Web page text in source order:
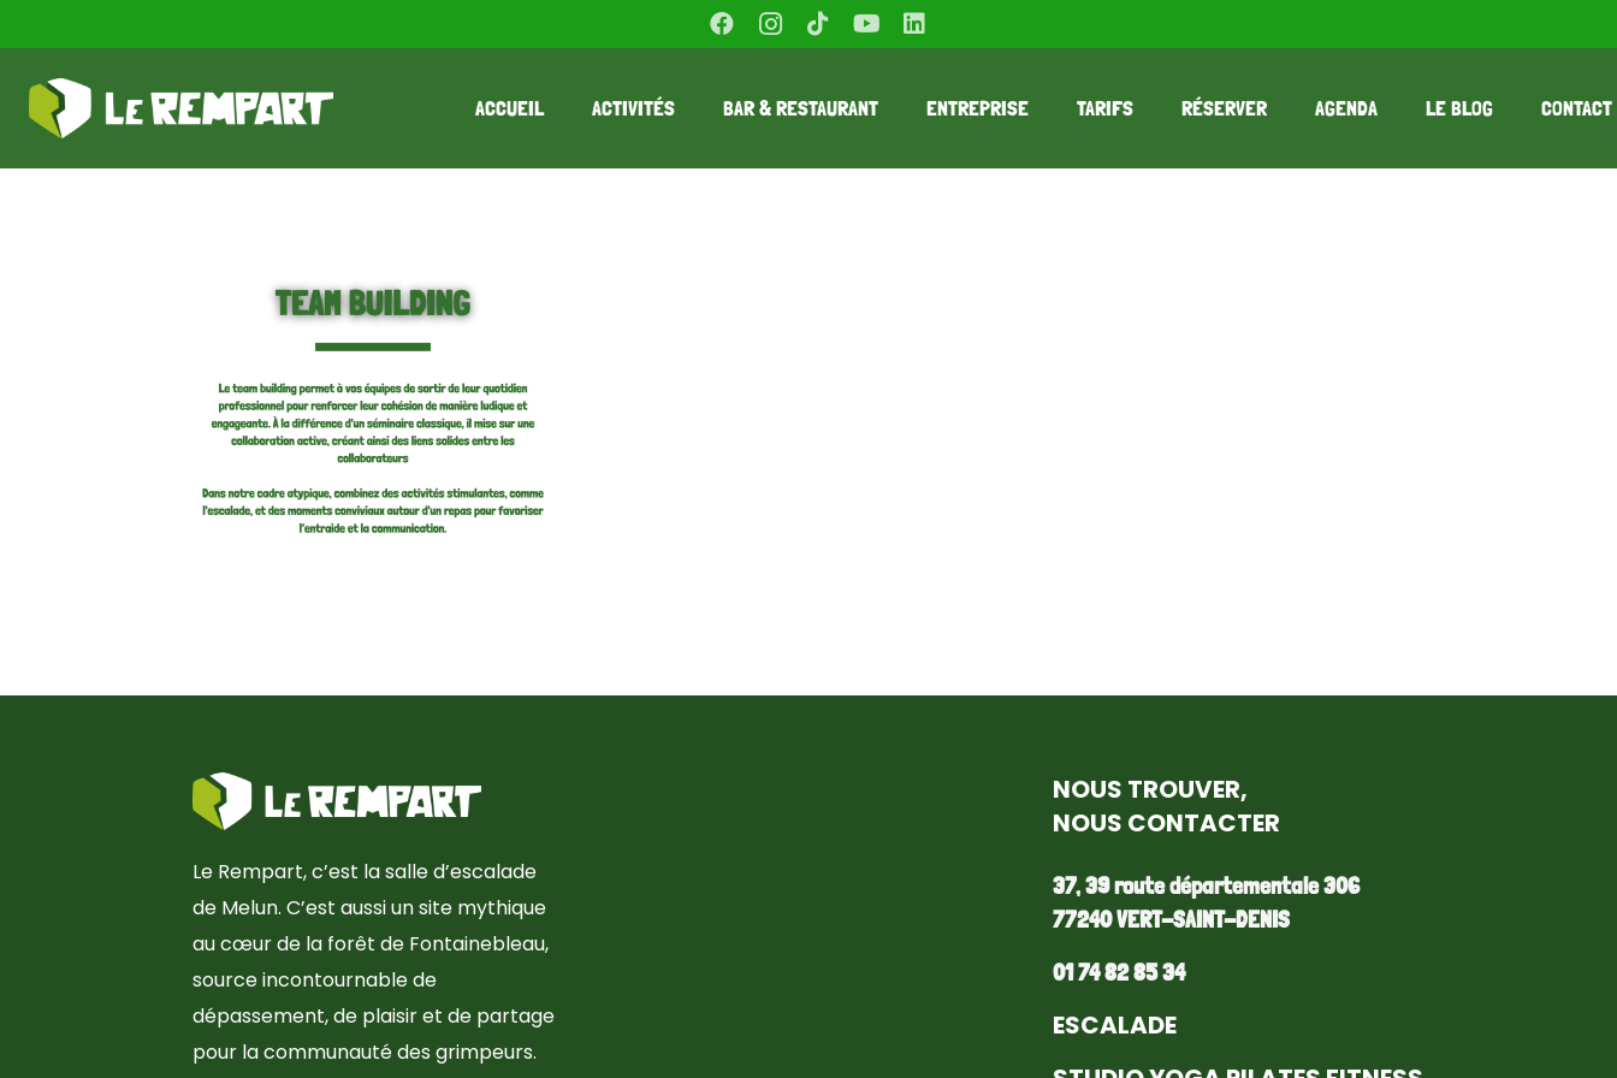
ACCUEIL ACTIVITÉS BAR & RESTAURANT ENTREPRISE TARIFS RÉSERVER AGENDA LE BLOG CONTACT
Le Rempart, c’est la salle d’escalade
de Melun. C’est aussi un site mythique
au cœur de la forêt de Fontainebleau,
source incontournable de
dépassement, de plaisir et de partage
pour la communauté des grimpeurs.
NOUS TROUVER,
NOUS CONTACTER
37, 39 route départementale 306
77240 VERT-SAINT-DENIS
01 74 82 85 34
ESCALADE